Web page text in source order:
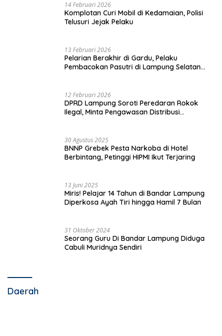
14 Februari 2026
Komplotan Curi Mobil di Kedamaian, Polisi
Telusuri Jejak Pelaku
13 Februari 2026
Pelarian Berakhir di Gardu, Pelaku
Pembacokan Pasutri di Lampung Selatan
12 Februari 2026
DPRD Lampung Soroti Peredaran Rokok
Ilegal, Minta Pengawasan Distribusi
30 Agustus 2025
BNNP Grebek Pesta Narkoba di Hotel
Berbintang, Petinggi HIPMI Ikut Terjaring
13 Juni 2025
Miris! Pelajar 14 Tahun di Bandar Lampung
Diperkosa Ayah Tiri hingga Hamil 7 Bulan
31 Oktober 2024
Seorang Guru Di Bandar Lampung Diduga
Cabuli Muridnya Sendiri
Daerah